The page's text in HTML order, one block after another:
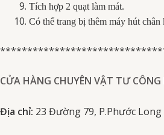
Tích hợp 2 quạt làm mát.
Có thể trang bị thêm máy hút
CỬA HÀNG CHUYÊN VẬT TƯ CÔNG
Địa chỉ: 23 Đường 79, P.Phước